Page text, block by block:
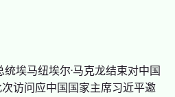
埃马纽埃尔·马克龙结束对中国
访问应中国国家主席习近平邀